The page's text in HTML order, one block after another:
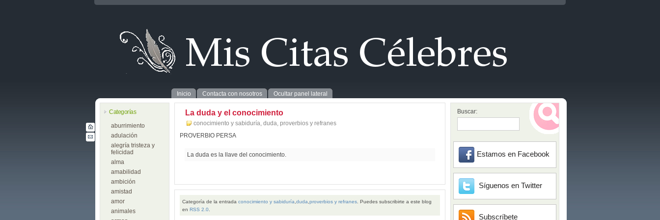
Inicio Contacta con nosotros Ocultar panel lateral
Categorías
aburrimiento
adulación
alegría tristeza y
felicidad
alma
amabilidad
ambición
amistad
amor
animales
La duda y el conocimiento
conocimiento y sabiduría, duda, proverbios y refranes
PROVERBIO PERSA
La duda es la llave del conocimiento.
Categoría de la entrada conocimiento y sabiduría duda proverbios y refranes . Puedes subscribirte a este blog
en RSS 2.0
Buscar:
Estamos en Facebook
Síguenos en Twitter
Subscríbete